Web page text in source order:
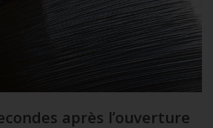
après l’ouverture